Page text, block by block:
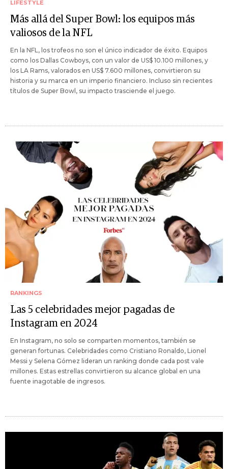
LIFESTYLE
Más allá del Super Bowl: los equipos más
valiosos de la NFL
En la NFL, los trofeos no son el único indicador de éxito. Equipos
como los Dallas Cowboys, con un valor de US$ 10.100 millones, y
los LA Rams, valorados en US$ 7.600 millones, convirtieron su
historia y su marca en un imperio financiero. Incluso sin recientes
títulos de Super Bowl, su impacto trasciende el juego.
RANKINGS
Las 5 celebridades mejor pagadas de
Instagram en 2024
En Instagram, no solo se comparten momentos, también se
generan fortunas. Celebridades como Cristiano Ronaldo, Lionel
Messi y Selena Gómez lideran un ranking donde cada post vale
millones. Estas estrellas convirtieron su alcance global en una
fuente inagotable de ingresos.